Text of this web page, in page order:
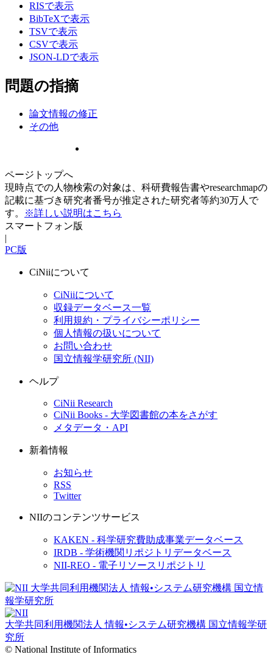
RISで表示
BibTeXで表示
TSVで表示
CSVで表示
JSON-LDで表示
問題の指摘
論文情報の修正
その他
ページトップへ
現時点での人物検索の対象は、科研費報告書やresearchmapの
記載に基づき研究者番号が推定された研究者等約30万人で
す。
※詳しい説明はこちら
スマートフォン版
|
PC版
CiNiiについて
CiNiiについて
収録データベース一覧
利用規約・プライバシーポリシー
個人情報の扱いについて
お問い合わせ
国立情報学研究所 (NII)
ヘルプ
CiNii Research
CiNii Books - 大学図書館の本をさがす
メタデータ・API
新着情報
お知らせ
RSS
Twitter
NIIのコンテンツサービス
KAKEN - 科学研究費助成事業データベース
IRDB - 学術機関リポジトリデータベース
NII-REO - 電子リソースリポジトリ
大学共同利用機関法人 情報•システム研究機構 国立情報学研
究所
© National Institute of Informatics